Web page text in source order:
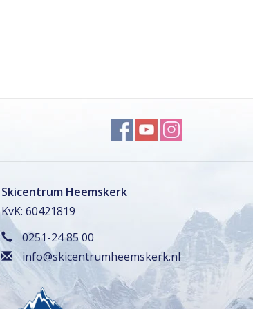
Skicentrum Heemskerk
KvK: 60421819
0251-24 85 00
info@skicentrumheemskerk.nl